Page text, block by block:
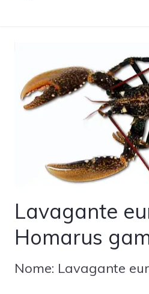
Lavagante
Homarus
Nome: Lavagante